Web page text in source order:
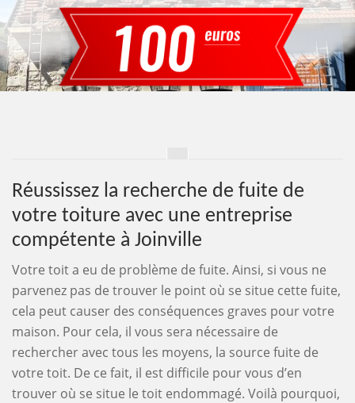
Réussissez la recherche de fuite de
votre toiture avec une entreprise
compétente à Joinville
Votre toit a eu de problème de fuite. Ainsi, si vous ne
parvenez pas de trouver le point où se situe cette fuite,
cela peut causer des conséquences graves pour votre
maison. Pour cela, il vous sera nécessaire de
rechercher avec tous les moyens, la source fuite de
votre toit. De ce fait, il est difficile pour vous d’en
trouver où se situe le toit endommagé. Voilà pourquoi,